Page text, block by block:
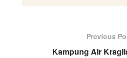
Previous
Kampung Air